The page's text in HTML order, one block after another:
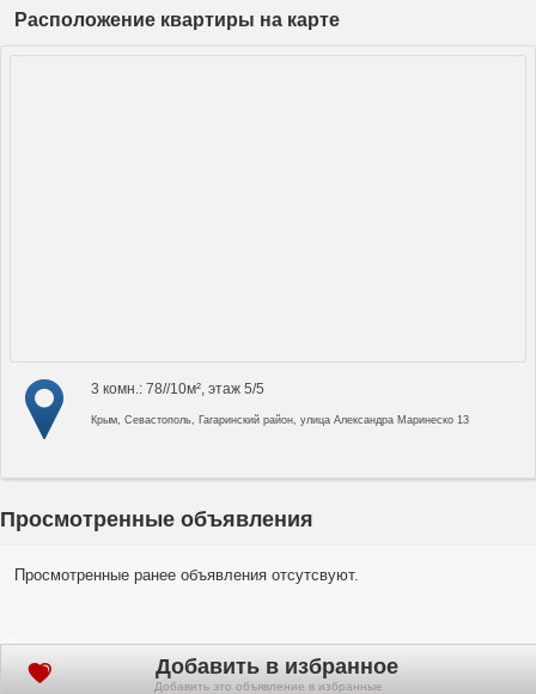
Расположение квартиры на карте
3 комн.: 78//10м², этаж 5/5
Крым, Севастополь, Гагаринский район, улица Александра Маринеско 13
Просмотренные объявления
Просмотренные ранее объявления отсутсвуют.
Добавить в избранное
Добавить это объявление в избранные